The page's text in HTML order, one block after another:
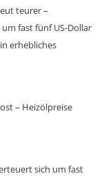
teurer –
fast fünf US-Dollar
erhebliches
– Heizölpreise
sich um fast